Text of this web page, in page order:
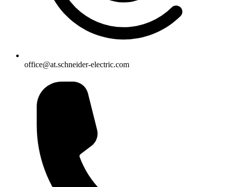
office@at.schneider-electric.com